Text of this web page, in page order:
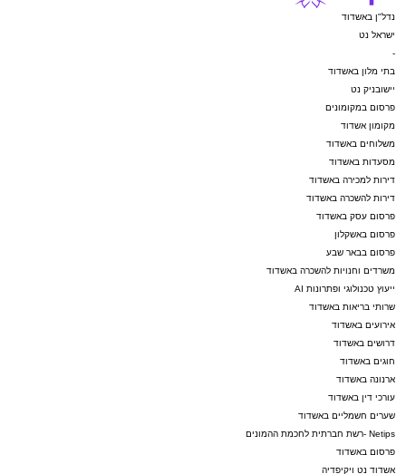
נדל"ן באשדוד
ישראל נט
-
בתי מלון באשדוד
יישובניק נט
פרסום במקומונים
מקומון אשדוד
משלוחים באשדוד
מסעדות באשדוד
דירות למכירה באשדוד
דירות להשכרה באשדוד
פרסום עסק באשדוד
פרסום באשקלון
פרסום בבאר שבע
משרדים וחנויות להשכרה באשדוד
ייעוץ טכנולוגי ופתרונות AI
שרותי בריאות באשדוד
אירועים באשדוד
דרושים באשדוד
חוגים באשדוד
ארנונה באשדוד
עורכי דין באשדוד
שערים חשמליים באשדוד
Netips -רשת חברתית לחכמת ההמונים
פרסום באשדוד
אשדוד נט ויקיפדיה